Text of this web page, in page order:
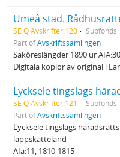
SE Q Avskrifter:120
Subfonds
Part ofAvskriftssamlingen
Saköreslängder 1890 ur
Digitala kopior av original i
SE Q Avskrifter:121
Subfonds
Part ofAvskriftssamlingen
Lycksele tingslags
lappskatteland
AIa:11, 1810-1815